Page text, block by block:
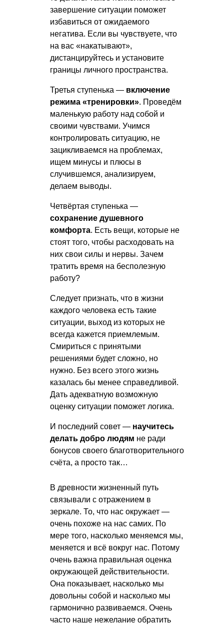
завершение ситуации поможет
избавиться от ожидаемого
негатива. Если вы чувствуете, что
на вас «накатывают»,
дистанцируйтесь и установите
границы личного пространства.
Третья ступенька — включение
режима «тренировки». Проведём
маленькую работу над собой и
своими чувствами. Учимся
контролировать ситуацию, не
зацикливаемся на проблемах,
ищем минусы и плюсы в
случившемся, анализируем,
делаем выводы.
Четвёртая ступенька —
сохранение душевного
комфорта. Есть вещи, которые не
стоят того, чтобы расходовать на
них свои силы и нервы. Зачем
тратить время на бесполезную
работу?
Следует признать, что в жизни
каждого человека есть такие
ситуации, выход из которых не
всегда кажется приемлемым.
Смириться с принятыми
решениями будет сложно, но
нужно. Без всего этого жизнь
казалась бы менее справедливой.
Дать адекватную возможную
оценку ситуации поможет логика.
И последний совет — научитесь
делать добро людям не ради
бонусов своего благотворительного
счёта, а просто так…
В древности жизненный путь
связывали с отражением в
зеркале. То, что нас окружает —
очень похоже на нас самих. По
мере того, насколько меняемся мы,
меняется и всё вокруг нас. Потому
очень важна правильная оценка
окружающей действительности.
Она показывает, насколько мы
довольны собой и насколько мы
гармонично развиваемся. Очень
часто наше нежелание обратить